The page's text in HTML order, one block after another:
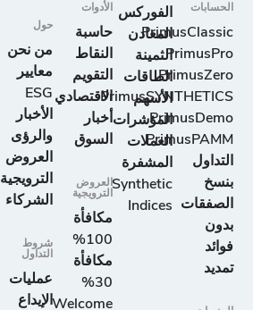
الحسابات
PrimusClassic
PrimusPro
PrimusZero
PrimusSYNTHETICS
PrimusDemo
PrimusPAMM
التداول
بنسخ
الصفقات
بدون
فوائد
تمديد
الفوركس
المعادن
الثمينة
الطاقات
الأسهم
المؤشرات
العملات
المشفرة
Synthetic
Indices
الأدوات
حاسبة
النقاط
التقويم
الاقتصادي
أخبار
السوق
العروض
الترويجية
مكافأة
100%
مكافأة
30%
Welcome
حول
من نحن
معايير
ESG
الأخبار
والرؤى
العروض
الترويجية
الشركاء
شروط
التداول
عمليات
الإيداع